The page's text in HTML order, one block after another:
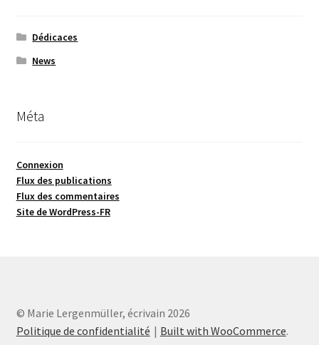
Dédicaces
News
Méta
Connexion
Flux des publications
Flux des commentaires
Site de WordPress-FR
© Marie Lergenmüller, écrivain 2026
Politique de confidentialité
Built with WooCommerce.